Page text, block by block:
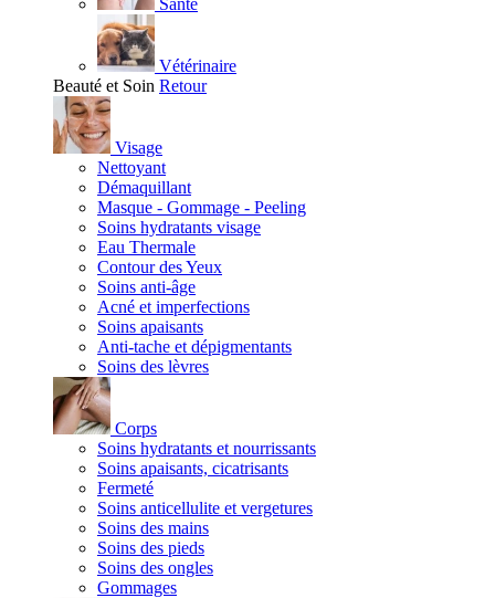
Santé
Vétérinaire
Beauté et Soin Retour
Visage
Nettoyant
Démaquillant
Masque - Gommage - Peeling
Soins hydratants visage
Eau Thermale
Contour des Yeux
Soins anti-âge
Acné et imperfections
Soins apaisants
Anti-tache et dépigmentants
Soins des lèvres
Corps
Soins hydratants et nourrissants
Soins apaisants, cicatrisants
Fermeté
Soins anticellulite et vergetures
Soins des mains
Soins des pieds
Soins des ongles
Gommages